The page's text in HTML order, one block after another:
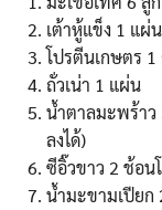
เต้าหู้แข็ง 1 แผ่น
โปรตีนเกษตร 1
ถั่วเน่า 1 แผ่น
น้ำตาลมะพร้าว
ลงได้)
ซีอิ๊วขาว 2 ช้อน
น้ำมะขามเปียก